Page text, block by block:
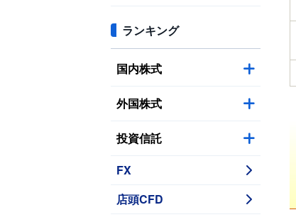
ランキング
国内株式
外国株式
投資信託
FX
店頭CFD